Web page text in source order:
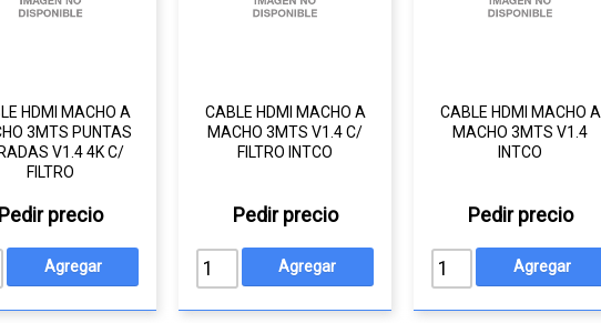
HDMI MACHO A
3MTS PUNTAS
V1.4 4K C/
FILTRO
Pedir precio
CABLE HDMI MACHO A
MACHO 3MTS V1.4 C/
FILTRO INTCO
Pedir precio
CABLE HDMI MACHO A
MACHO 3MTS V1.4
INTCO
Pedir precio